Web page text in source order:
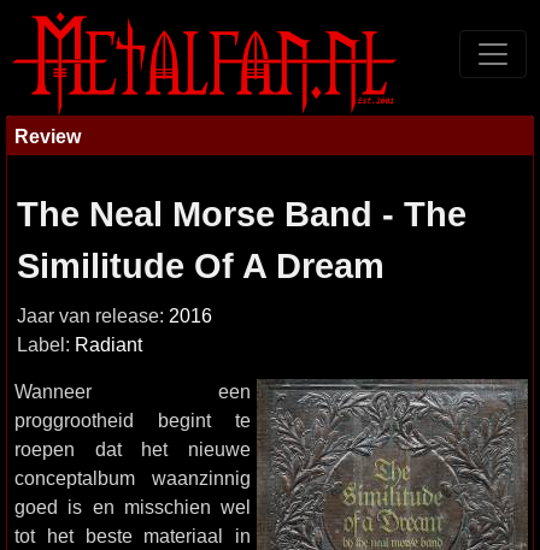
Review
The Neal Morse Band - The
Similitude Of A Dream
Jaar van release: 2016
Label: Radiant
Wanneer een
proggrootheid begint te
roepen dat het nieuwe
conceptalbum waanzinnig
goed is en misschien wel
tot het beste materiaal in